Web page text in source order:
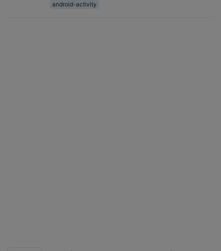
android-activity